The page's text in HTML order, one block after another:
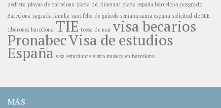
pedrera playas de barcelona plaza del diamant plaza españa barcelona posgrado
Barcelona sagrada familia sant feliu de guíxols semana santa españa solicitud de NIE
tiburones barcelona TIE tossa de mar visa becarios
PronabecVisa de estudios
España visa estudiante visita museos en barcelona
MÁS